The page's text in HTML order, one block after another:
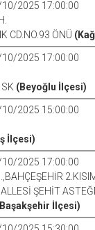
2025 17:00:00
CD.NO.93 ÖNÜ
2025 17:00:00
(Beyoğlu İlçesi)
2025 15:00:00
İlçesi)
2025 17:00:00
ŞEHİT
İlçesi)